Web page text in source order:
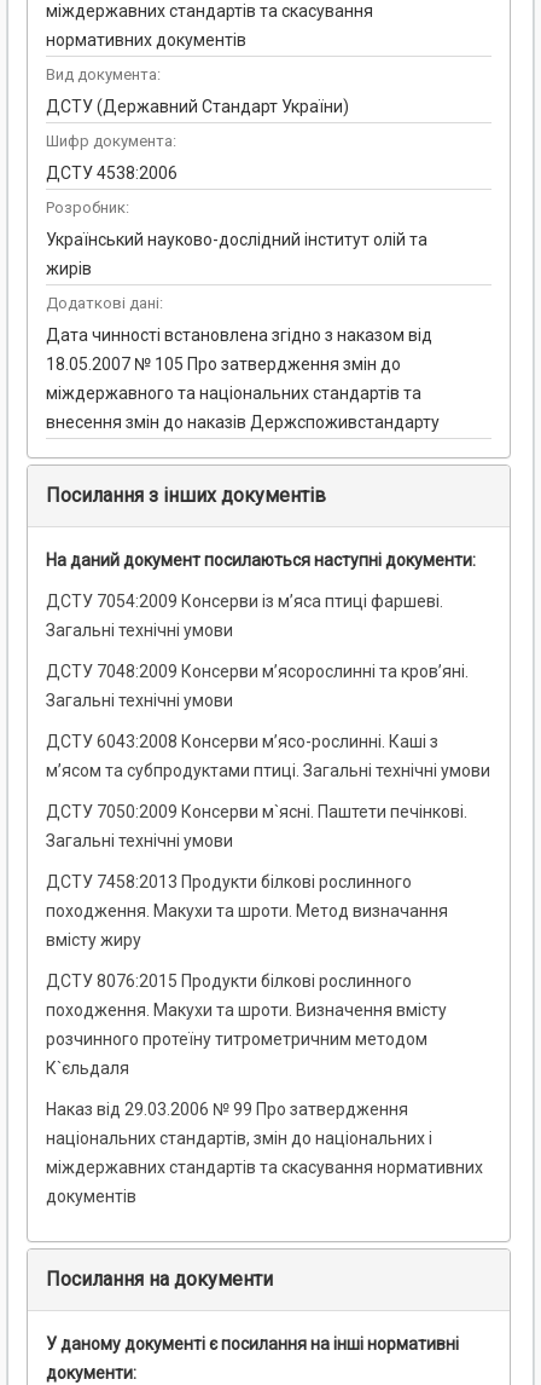
міждержавних стандартів та скасування
нормативних документів
Вид документа:
ДСТУ (Державний Стандарт України)
Шифр документа:
ДСТУ 4538:2006
Розробник:
Український науково-дослідний інститут олій та
жирів
Додаткові дані:
Дата чинності встановлена згідно з наказом від
18.05.2007 № 105 Про затвердження змін до
міждержавного та національних стандартів та
внесення змін до наказів Держспоживстандарту
Посилання з інших документів
На даний документ посилаються наступні документи:
ДСТУ 7054:2009 Консерви із м’яса птиці фаршеві.
Загальні технічні умови
ДСТУ 7048:2009 Консерви м’ясорослинні та кров’яні.
Загальні технічні умови
ДСТУ 6043:2008 Консерви м’ясо-рослинні. Каші з
м’ясом та субпродуктами птиці. Загальні технічні умови
ДСТУ 7050:2009 Консерви м`ясні. Паштети печінкові.
Загальні технічні умови
ДСТУ 7458:2013 Продукти білкові рослинного
походження. Макухи та шроти. Метод визначання
вмісту жиру
ДСТУ 8076:2015 Продукти білкові рослинного
походження. Макухи та шроти. Визначення вмісту
розчинного протеїну титрометричним методом
К`єльдаля
Наказ від 29.03.2006 № 99 Про затвердження
національних стандартів, змін до національних і
міждержавних стандартів та скасування нормативних
документів
Посилання на документи
У даному документі є посилання на інші нормативні
документи: